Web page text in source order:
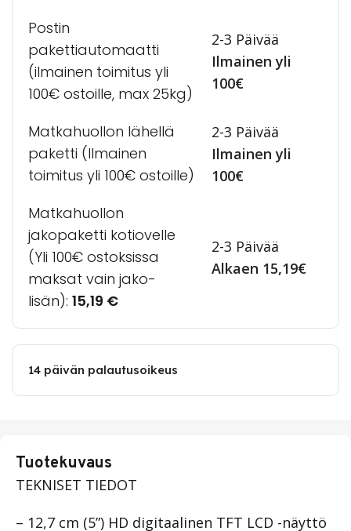
Postin
pakettiautomaatti
(ilmainen toimitus yli
100€ ostoille, max 25kg)
2-3 Päivää
Ilmainen yli
100€
Matkahuollon lähellä
paketti (Ilmainen
toimitus yli 100€ ostoille)
2-3 Päivää
Ilmainen yli
100€
Matkahuollon
jakopaketti kotiovelle
(Yli 100€ ostoksissa
maksat vain jako-
lisän): 15,19 €
2-3 Päivää
Alkaen 15,19€
14 päivän palautusoikeus
Tuotekuvaus
TEKNISET TIEDOT
– 12,7 cm (5”) HD digitaalinen TFT LCD -näyttö